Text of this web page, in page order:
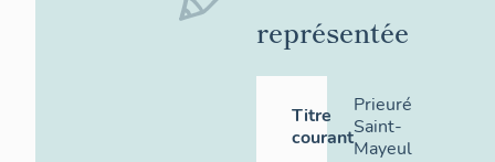
représentée
Titre
courant
Prieuré
Saint-
Mayeul